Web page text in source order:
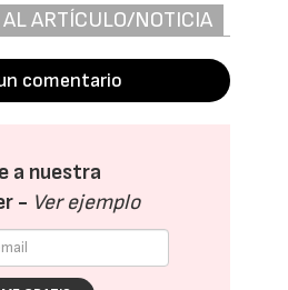
ARTÍCULO/NOTICIA
comentario
a nuestra
- Ver ejemplo